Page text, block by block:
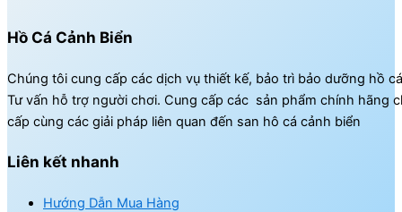
Hồ Cá Cảnh Biển
Chúng tôi cung cấp các dịch vụ thiết kế, bảo trì bảo dưỡng hồ
Tư vấn hỗ trợ người chơi. Cung cấp các sản phẩm chính hãng
cấp cùng các giải pháp liên quan đến san hô cá cảnh biển
Liên kết nhanh
Hướng Dẫn Mua Hàng